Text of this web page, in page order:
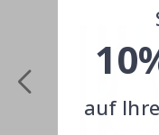
auf